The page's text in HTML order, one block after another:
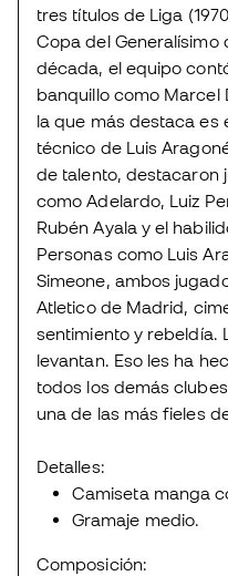
tres títulos de Liga
Copa del Generalísimo
década, el equipo
banquillo como Marcel
la que más destaca es
técnico de Luis
de talento, destacaron
como Adelardo, Luiz
Rubén Ayala y el
Personas como Luis
Simeone, ambos
Atletico de Madrid,
sentimiento y rebeldía.
levantan. Eso les ha
todos los demás
una de las más fieles
Detalles:
Camiseta manga
Gramaje medio.
Composición: